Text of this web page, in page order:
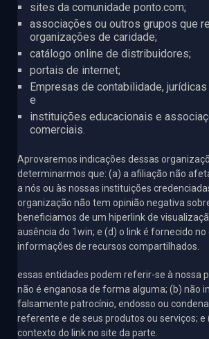
sites da comunidade ponto.com;
associações ou outros grupos que
organizações de caridade;
catálogo online de distribuidores;
portais de internet;
Empresas de contabilidade,
e
instituições educacionais e
comerciais.
Aprovaremos indicações dessas
determinarmos que: (a) a afiliação não
a nós ou às nossas instituições
organização não tem opinião negativa
beneficiamos de um hiperlink de
ausência do 1win; e (d) o link é fornecido
informações de recursos compartilhados.
essas entidades podem referir-se à nossa
não é enganosa de forma alguma; (b) não
falsamente patrocínio, endosso ou
referente e de seus produtos ou serviços; e
contexto do link no site da parte.